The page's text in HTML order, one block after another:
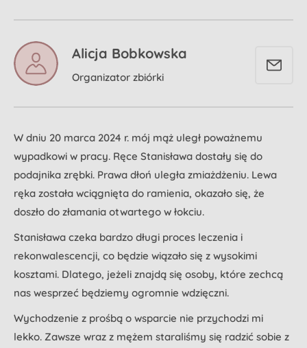
Alicja Bobkowska
Organizator zbiórki
W dniu 20 marca 2024 r. mój mąż uległ poważnemu
wypadkowi w pracy. Ręce Stanisława dostały się do
podajnika zrębki. Prawa dłoń uległa zmiażdżeniu. Lewa
ręka została wciągnięta do ramienia, okazało się, że
doszło do złamania otwartego w łokciu.
Stanisława czeka bardzo długi proces leczenia i
rekonwalescencji, co będzie wiązało się z wysokimi
kosztami. Dlatego, jeżeli znajdą się osoby, które zechcą
nas wesprzeć będziemy ogromnie wdzięczni.
Wychodzenie z prośbą o wsparcie nie przychodzi mi
lekko. Zawsze wraz z mężem staraliśmy się radzić sobie z